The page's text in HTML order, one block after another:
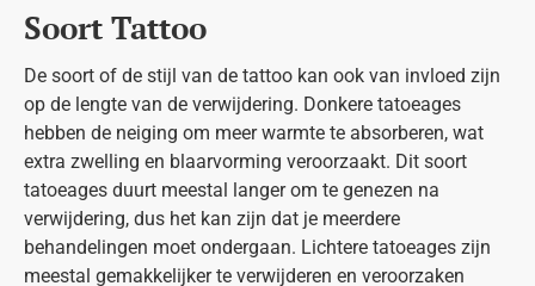
Soort Tattoo
De soort of de stijl van de tattoo kan ook van invloed zijn
op de lengte van de verwijdering. Donkere tatoeages
hebben de neiging om meer warmte te absorberen, wat
extra zwelling en blaarvorming veroorzaakt. Dit soort
tatoeages duurt meestal langer om te genezen na
verwijdering, dus het kan zijn dat je meerdere
behandelingen moet ondergaan. Lichtere tatoeages zijn
meestal gemakkelijker te verwijderen en veroorzaken